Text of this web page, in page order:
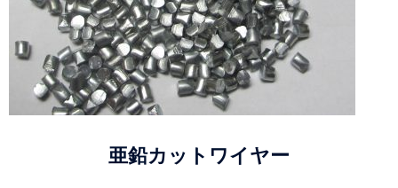
亜鉛カットワイヤー